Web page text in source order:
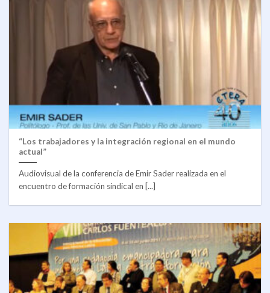
“Los trabajadores y la integración regional en el mundo
actual”
Audiovisual de la conferencia de Emir Sader realizada en el
encuentro de formación sindical en [...]